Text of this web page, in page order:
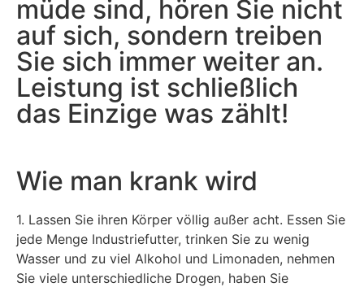
müde sind, hören Sie nicht
auf sich, sondern treiben
Sie sich immer weiter an.
Leistung ist schließlich
das Einzige was zählt!
Wie man krank wird
1. Lassen Sie ihren Körper völlig außer acht. Essen Sie
jede Menge Industriefutter, trinken Sie zu wenig
Wasser und zu viel Alkohol und Limonaden, nehmen
Sie viele unterschiedliche Drogen, haben Sie